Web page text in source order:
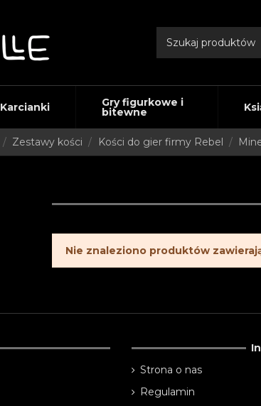
Karcianki Gry figurkowe i
bitewne
Zestawy kości Kości do gier firmy Rebel
Nie znaleziono produktów
Strona o nas
Regulamin